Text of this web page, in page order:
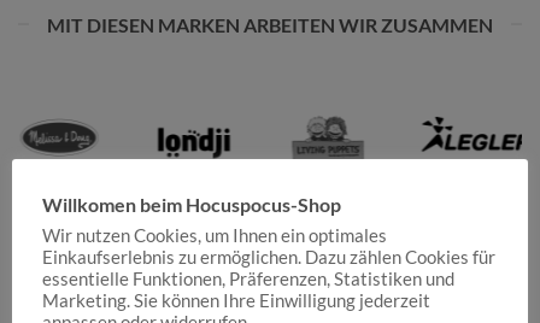
MIT DIESEN MARKEN ARBEITEN WIR ZUSAMMEN
Willkomen beim Hocuspocus-Shop
Wir nutzen Cookies, um Ihnen ein optimales
Einkaufserlebnis zu ermöglichen. Dazu zählen Cookies für
essentielle Funktionen, Präferenzen, Statistiken und
Marketing. Sie können Ihre Einwilligung jederzeit